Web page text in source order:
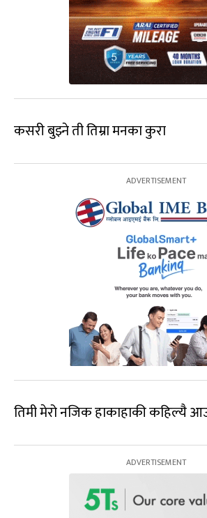
कसरी बुझ्ने ती तिम्रा मनका कुरा
तिमी मेरो नजिक हाकाहाकी कहिल्यै